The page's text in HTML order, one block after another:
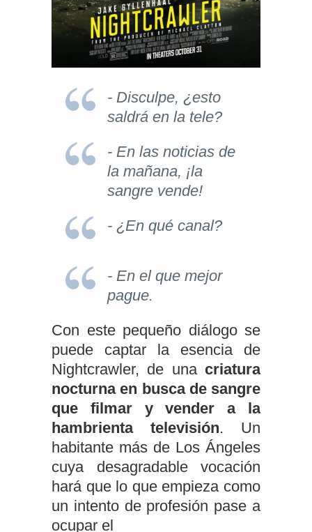
- Disculpe, ¿esto
saldrá en la tele?
- En las noticias de
la mañana, ¡la
sangre vende!
- ¿En qué canal?
- En el que mejor
pague.
Con este pequeño diálogo se
puede captar la esencia de
Nightcrawler, de una criatura
nocturna en busca de sangre
que filmar y vender a la
hambrienta televisión. Un
habitante más de Los Ángeles
cuya desagradable vocación
hará que lo que empieza como
un intento de profesión pase a
ocupar el